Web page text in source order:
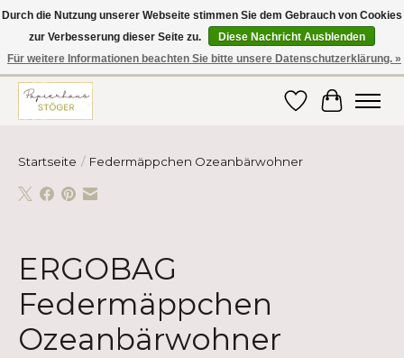
Hier finden Sie hochwertige Produkte im Bereich Schule, Büro, Papier,
Schreiben und vieles mehr! Erhalten Sie Ihre Bestellung bequem nach
Hause oder ins Büro geliefert!
Wunschzettel
Ihr
Startseite / Federmäppchen Ozeanbärwohner
ERGOBAG
Federmäppchen
Ozeanbärwohner
Durch die Nutzung unserer Webseite stimmen Sie dem Gebrauch von Cookies
zur Verbesserung dieser Seite zu.
Diese Nachricht Ausblenden
Für weitere Informationen beachten Sie bitte unsere Datenschutzerklärung. »